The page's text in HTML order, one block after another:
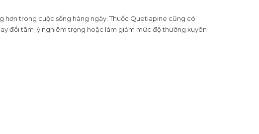
hơn trong cuộc sống hàng ngày. Thuốc Quetiapine cũng có
đổi tâm lý nghiêm trọng hoặc làm giảm mức độ thường xuyên